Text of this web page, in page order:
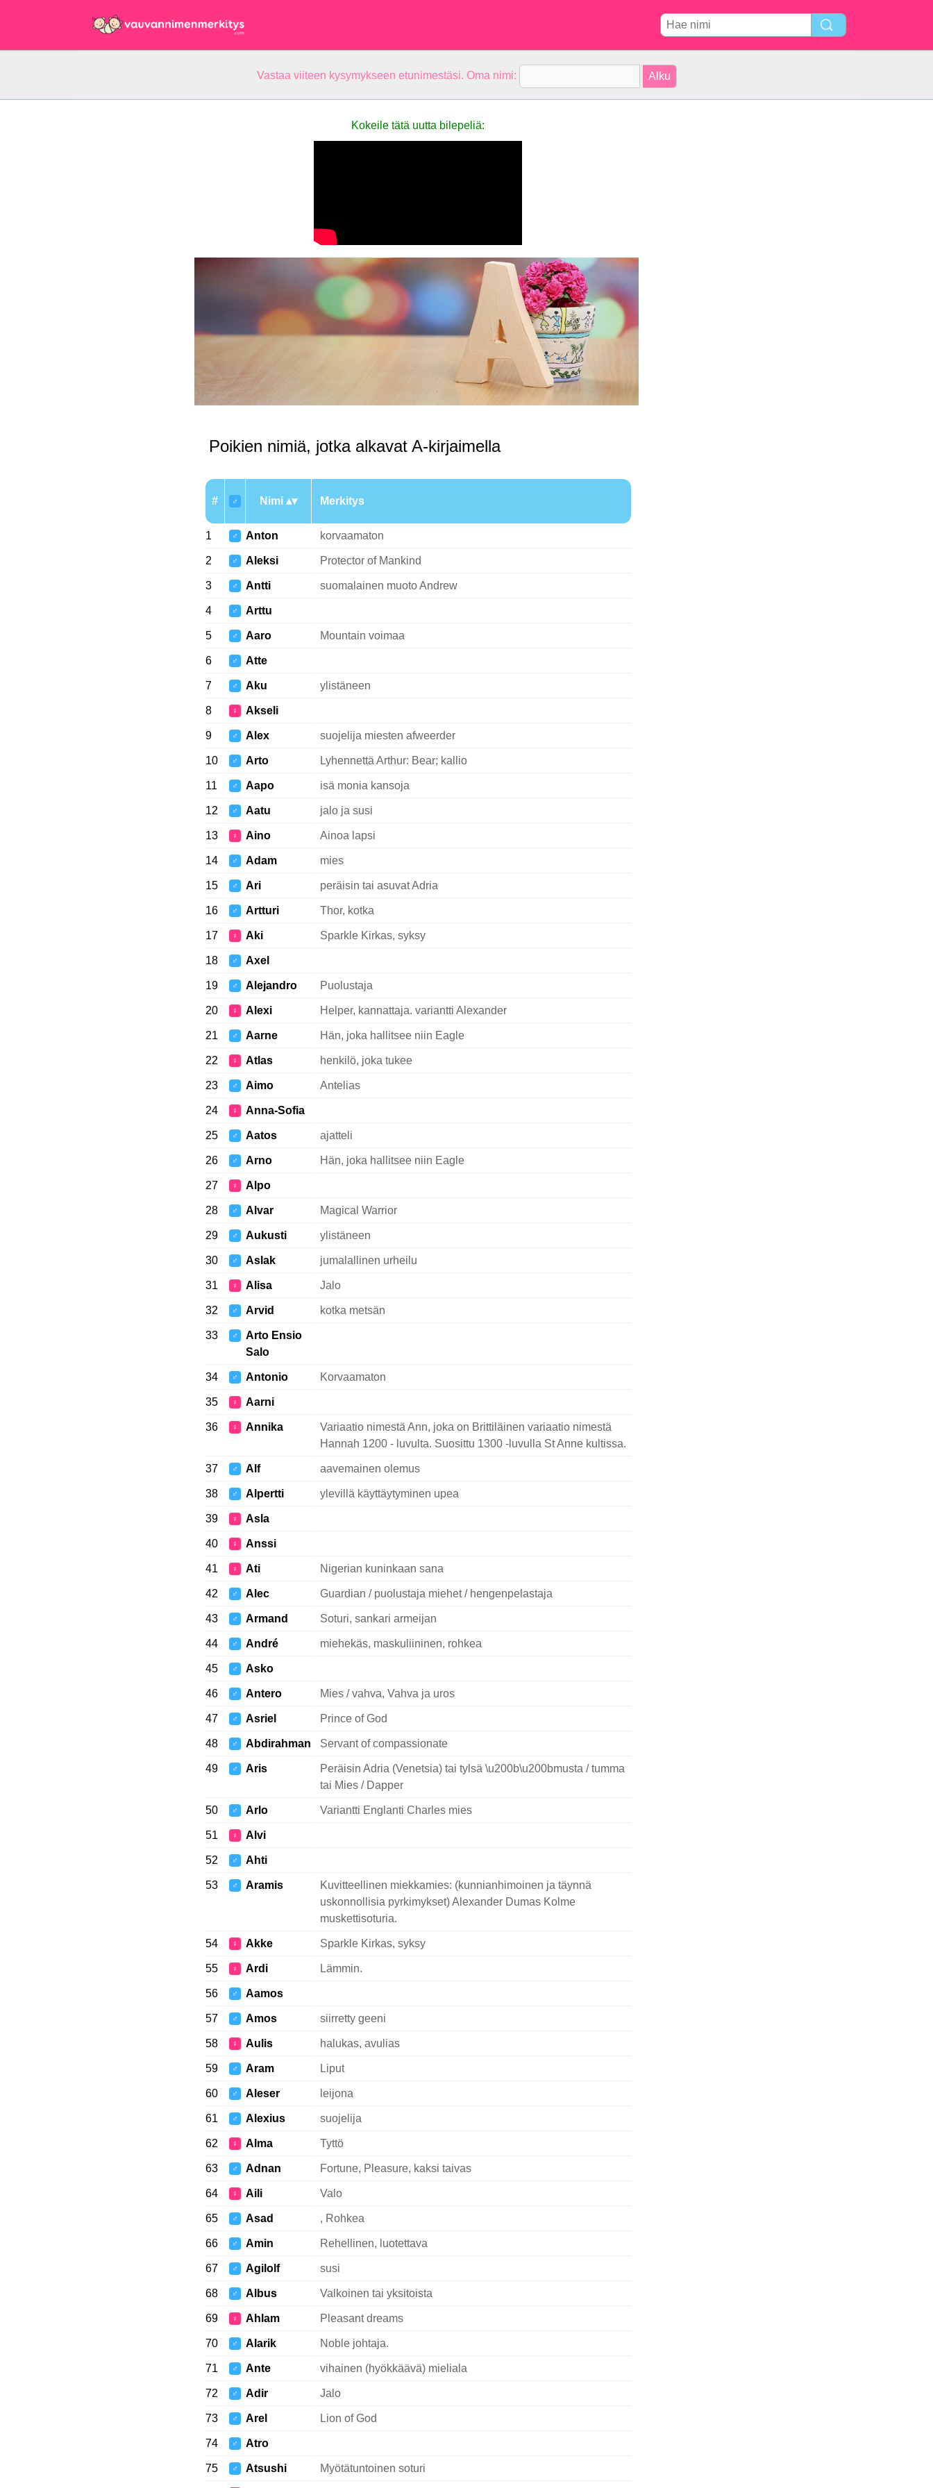
Vastaa viiteen kysymykseen etunimestäsi. Oma nimi:
Kokeile tätä uutta bilepeliä:
Poikien nimiä, jotka alkavat A-kirjaimella
# ♂ Nimi Merkitys
1 ♂ Anton korvaamaton
2 ♂ Aleksi Protector of Mankind
3 ♂ Antti suomalainen muoto Andrew
4 ♂ Arttu
5 ♂ Aaro Mountain voimaa
6 ♂ Atte
7 ♂ Aku ylistäneen
8 ♀ Akseli
9 ♂ Alex suojelija miesten afweerder
10 ♂ Arto Lyhennettä Arthur: Bear; kallio
11 ♂ Aapo isä monia kansoja
12 ♂ Aatu jalo ja susi
13 ♀ Aino Ainoa lapsi
14 ♂ Adam mies
15 ♂ Ari peräisin tai asuvat Adria
16 ♂ Artturi Thor, kotka
17 ♀ Aki Sparkle Kirkas, syksy
18 ♂ Axel
19 ♂ Alejandro Puolustaja
20 ♀ Alexi Helper, kannattaja. variantti Alexander
21 ♂ Aarne Hän, joka hallitsee niin Eagle
22 ♀ Atlas henkilö, joka tukee
23 ♂ Aimo Antelias
24 ♀ Anna-Sofia
25 ♂ Aatos ajatteli
26 ♂ Arno Hän, joka hallitsee niin Eagle
27 ♀ Alpo
28 ♂ Alvar Magical Warrior
29 ♂ Aukusti ylistäneen
30 ♂ Aslak jumalallinen urheilu
31 ♀ Alisa Jalo
32 ♂ Arvid kotka metsän
33 ♂
Arto Ensio
Salo
34 ♂ Antonio Korvaamaton
35 ♀ Aarni
36 ♀ Annika
Variaatio nimestä Ann, joka on Brittiläinen variaatio nimestä
Hannah 1200 - luvulta. Suosittu 1300 -luvulla St Anne kultissa.
37 ♂ Alf aavemainen olemus
38 ♂ Alpertti ylevillä käyttäytyminen upea
39 ♀ Asla
40 ♀ Anssi
41 ♀ Ati Nigerian kuninkaan sana
42 ♂ Alec Guardian / puolustaja miehet / hengenpelastaja
43 ♂ Armand Soturi, sankari armeijan
44 ♂ André miehekäs, maskuliininen, rohkea
45 ♂ Asko
46 ♂ Antero Mies / vahva, Vahva ja uros
47 ♂ Asriel Prince of God
48 ♂ Abdirahman Servant of compassionate
49 ♂ Aris
Peräisin Adria (Venetsia) tai tylsä \u200b\u200bmusta / tumma
tai Mies / Dapper
50 ♂ Arlo Variantti Englanti Charles mies
51 ♀ Alvi
52 ♂ Ahti
53 ♂ Aramis
Kuvitteellinen miekkamies: (kunnianhimoinen ja täynnä
uskonnollisia pyrkimykset) Alexander Dumas Kolme
muskettisoturia.
54 ♀ Akke Sparkle Kirkas, syksy
55 ♀ Ardi Lämmin.
56 ♂ Aamos
57 ♂ Amos siirretty geeni
58 ♀ Aulis halukas, avulias
59 ♂ Aram Liput
60 ♂ Aleser leijona
61 ♂ Alexius suojelija
62 ♀ Alma Tyttö
63 ♂ Adnan Fortune, Pleasure, kaksi taivas
64 ♀ Aili Valo
65 ♂ Asad , Rohkea
66 ♂ Amin Rehellinen, luotettava
67 ♂ Agilolf susi
68 ♂ Albus Valkoinen tai yksitoista
69 ♀ Ahlam Pleasant dreams
70 ♂ Alarik Noble johtaja.
71 ♂ Ante vihainen (hyökkäävä) mieliala
72 ♂ Adir Jalo
73 ♂ Arel Lion of God
74 ♂ Atro
75 ♂ Atsushi Myötätuntoinen soturi